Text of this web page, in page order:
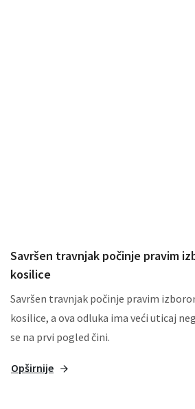
Savršen travnjak počinje pravim
kosilice
Savršen travnjak počinje pravim
kosilice, a ova odluka ima veći uticaj
se na prvi pogled čini.
Opširnije